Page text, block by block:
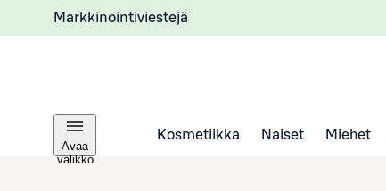
Markkinointiviestejä
Avaa
valikko
Kosmetiikka Naiset Miehet